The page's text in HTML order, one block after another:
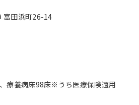
富田浜町26-14
療養病床98床※うち医療保険適用